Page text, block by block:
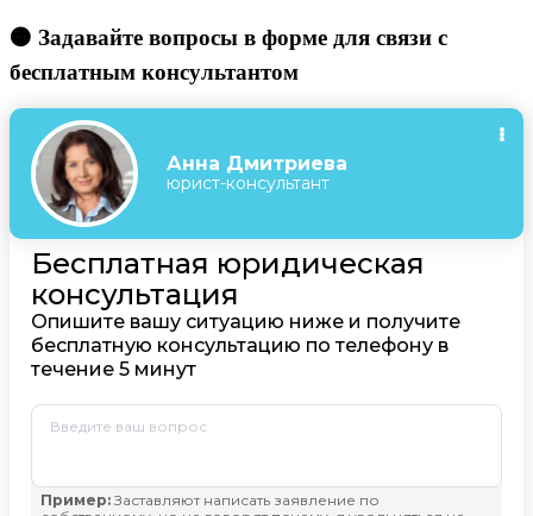
🟠 Задавайте вопросы в форме для связи с
бесплатным консультантом